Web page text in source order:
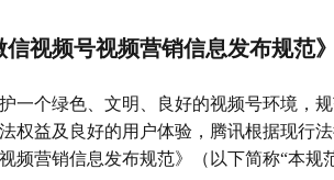
信视频号视频营销信息发布规范》
一个绿色、文明、良好的视频号环境，
权益及良好的用户体验，腾讯根据现行
频营销信息发布规范》（以下简称“本规